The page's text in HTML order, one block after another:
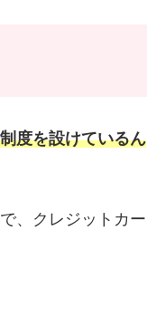
度を設けているん
、クレジットカー